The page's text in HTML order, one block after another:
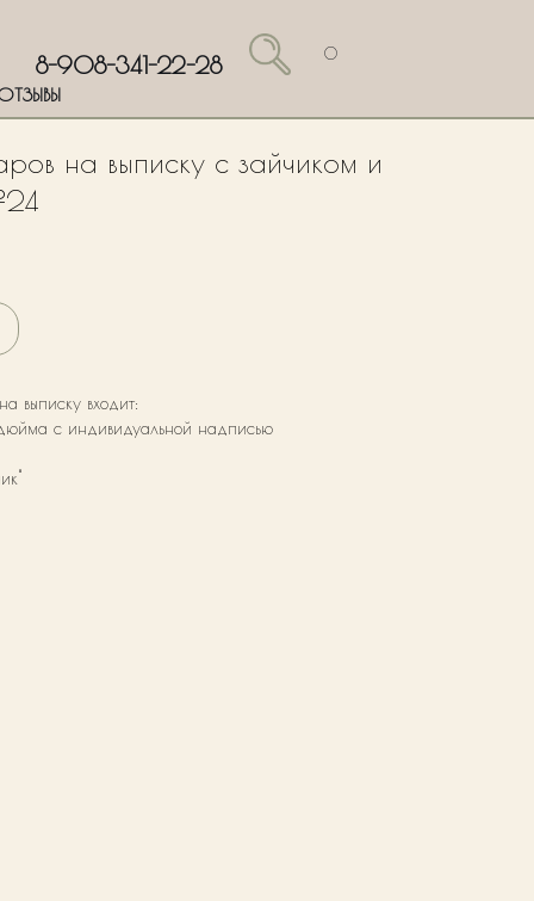
8-908-341-22-28 0
на выписку с зайчиком и
выписку входит:
с индивидуальной надписью